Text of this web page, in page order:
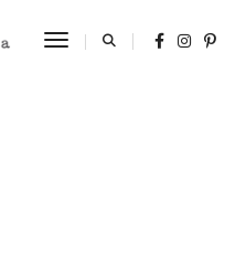
Toggle Navigation